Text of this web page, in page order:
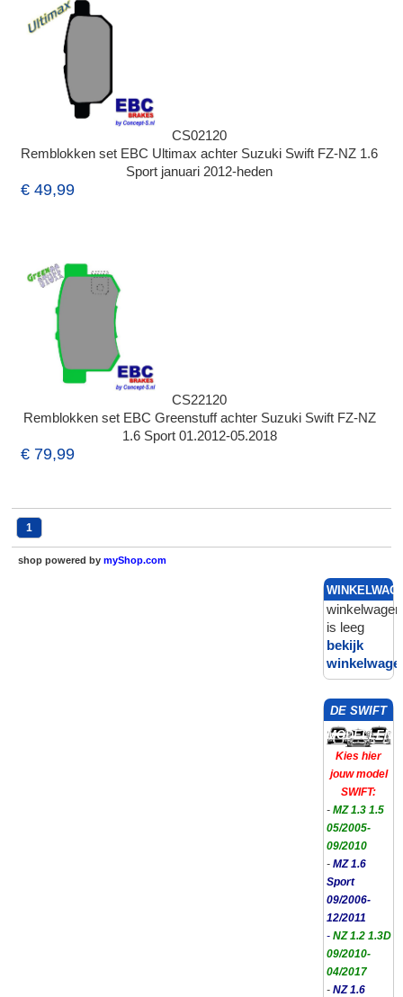
CS02120
Remblokken set EBC Ultimax achter Suzuki Swift FZ-NZ 1.6
Sport januari 2012-heden
€ 49,99
CS22120
Remblokken set EBC Greenstuff achter Suzuki Swift FZ-NZ
1.6 Sport 01.2012-05.2018
€ 79,99
1
shop powered by myShop.com
winkelwagen
is leeg
bekijk
DE SWIFT
MODELLEN
Kies hier
jouw model
SWIFT:
- MZ 1.3 1.5
05/2005-
09/2010
- MZ 1.6
Sport
09/2006-
12/2011
- NZ 1.2 1.3D
09/2010-
04/2017
- NZ 1.6